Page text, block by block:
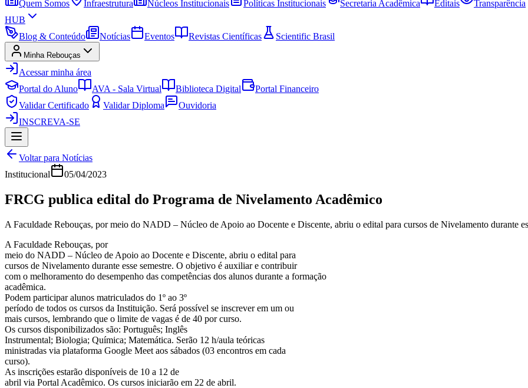
Quem Somos
Infraestrutura Núcleos Institucionais Políticas Institucionais Secretaria Acadêmica Editais
Transparência
HUB
Blog & Conteúdo
Notícias Eventos Revistas Científicas Scientific Brasil
Minha Rebouças
Acessar minha área
Portal do Aluno
AVA - Sala Virtual Biblioteca Digital
Portal Financeiro
Validar Certificado
Validar Diploma
Ouvidoria
INSCREVA-SE
Voltar para Notícias
Institucional
05/04/2023
FRCG publica edital do Programa de Nivelamento Acadêmico
A Faculdade Rebouças, por meio do NADD – Núcleo de Apoio ao Docente e Discente, abriu o edital para cursos de Nivelamento durante
A Faculdade Rebouças, por
meio do NADD – Núcleo de Apoio ao Docente e Discente, abriu o edital para
cursos de Nivelamento durante esse semestre. O objetivo é auxiliar e contribuir
com o melhoramento do desempenho das competências dos alunos durante a formação
acadêmica.
Podem participar alunos matriculados do 1º ao 3º
período de todos os cursos da Instituição. Será possível se inscrever em um ou
mais cursos, lembrando que o limite de vagas é de 40 por curso.
Os cursos disponibilizados são: Português; Inglês
Instrumental; Biologia; Química; Matemática. Serão 12 h/aula teóricas
ministradas via plataforma Google Meet aos sábados (03 encontros em cada
curso).
As inscrições estarão disponíveis de 10 a 12 de
abril via Portal Acadêmico. Os cursos iniciarão em 22 de abril.